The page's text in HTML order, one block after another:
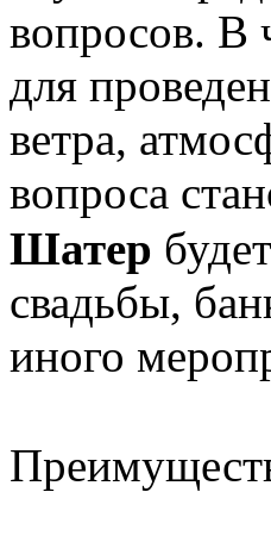
вопросов. В
для
ветра,
вопроса
Шатер
свадьбы,
иного